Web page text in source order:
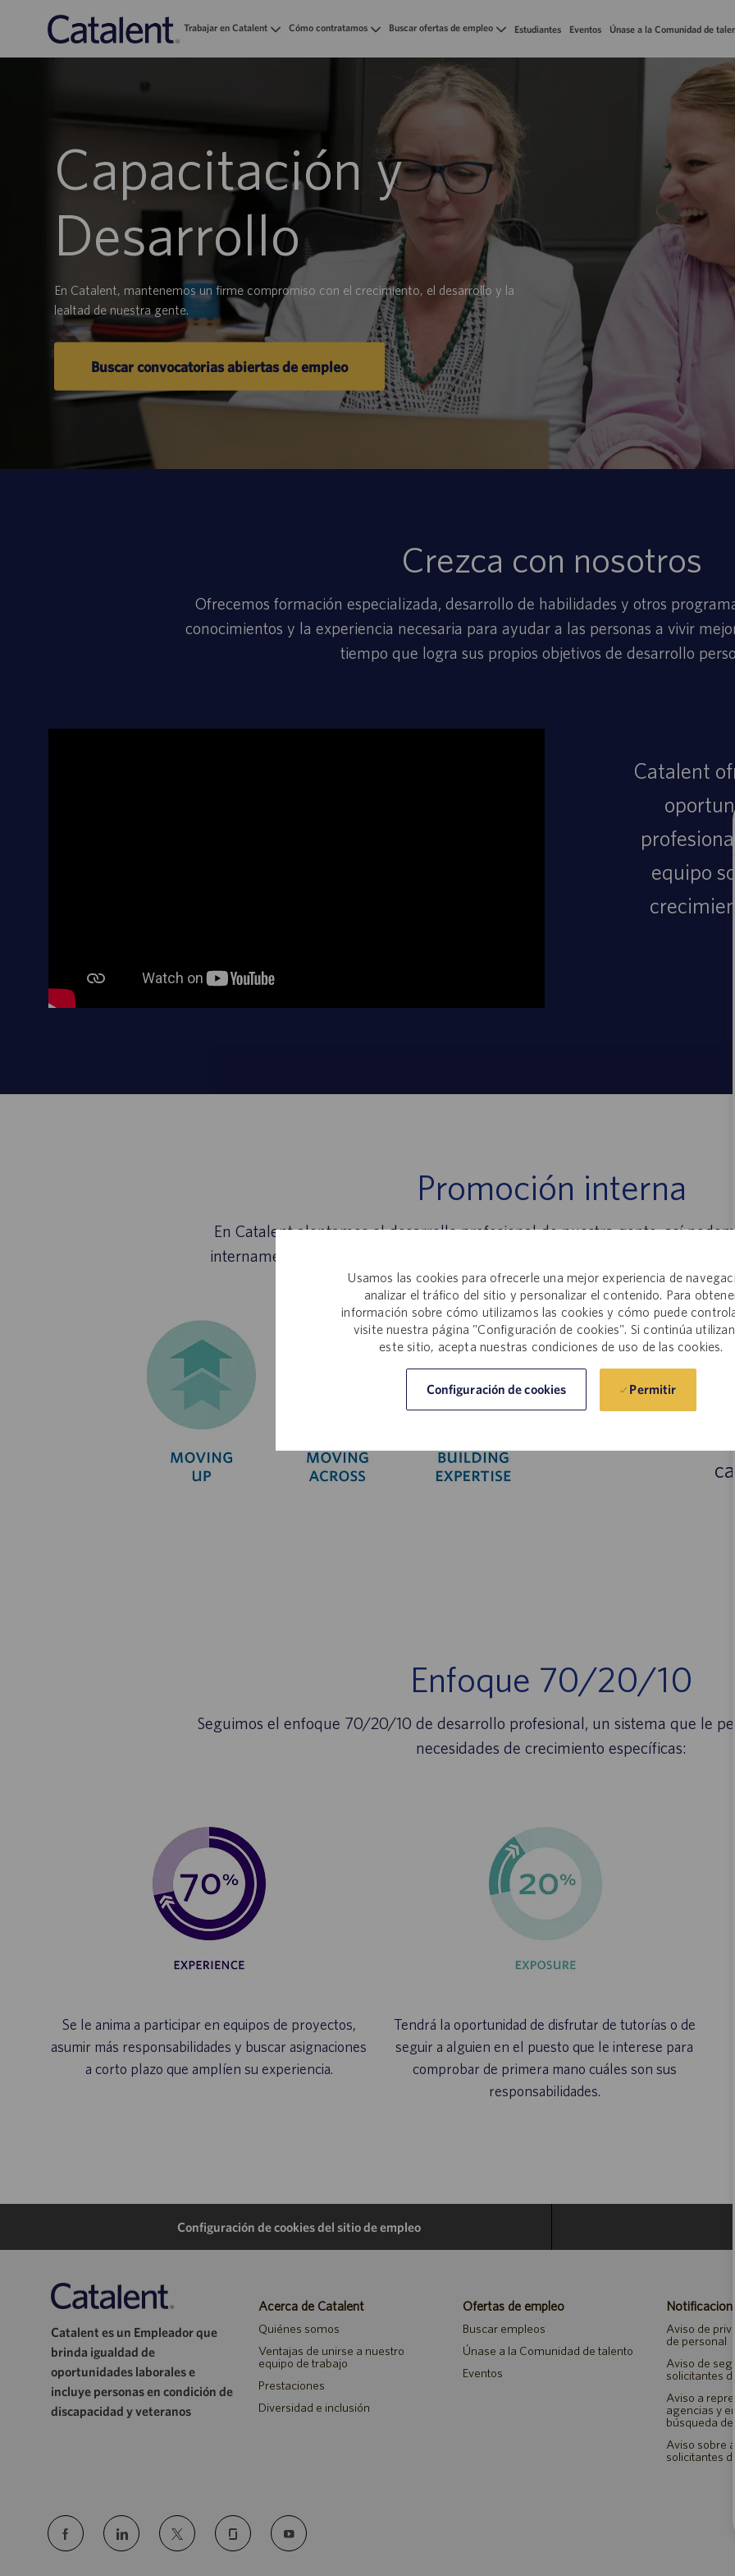
Usamos las cookies para ofrecerle una mejor experiencia de
analizar el tráfico del sitio y personalizar el contenido. Para
información sobre cómo utilizamos las cookies y cómo puede
visite nuestra página "Configuración de cookies". Si continúa
este sitio, acepta nuestras condiciones de uso de las cookies.
Configuración de cookies Permitir
Trabajar en Catalent Cómo contratamos Buscar ofertas de empleo Estudiantes Eventos Únase a la Comunidad de
Capacitación y
Desarrollo
En Catalent, mantenemos un firme compromiso con el crecimiento, el desarrollo y la
lealtad de nuestra gente.
Buscar convocatorias abiertas de empleo
Crezca con nosotros
Ofrecemos formación especializada, desarrollo de habilidades y otros
conocimientos y la experiencia necesaria para ayudar a las personas a vivir
tiempo que logra sus propios objetivos de desarrollo
Catalent
equipo
Promoción interna
En Catalent alentamos el desarrollo profesional de nuestra gente, así
internamente con personas que sabemos que están listas para dar el
para
Enfoque 70/20/10
Seguimos el enfoque 70/20/10 de desarrollo profesional, un sistema que le
necesidades de crecimiento específicas:
Se le anima a participar en equipos de proyectos,
asumir más responsabilidades y buscar asignaciones
a corto plazo que amplíen su experiencia.
Tendrá la oportunidad de disfrutar de tutorías o de
seguir a alguien en el puesto que le interese para
comprobar de primera mano cuáles son sus
responsabilidades.
Configuración de cookies del sitio de empleo
Catalent es un Empleador que
brinda igualdad de
oportunidades laborales e
incluye personas en condición de
discapacidad y veteranos
Acerca de Catalent
Quiénes somos
Ventajas de unirse a nuestro
equipo de trabajo
Prestaciones
Diversidad e inclusión
Ofertas de empleo
Buscar empleos
Únase a la Comunidad de talento
Eventos
Aviso de
de personal
Aviso de
solicitantes
Aviso a
agencias y
búsqueda
Aviso sobre
solicitantes
follow